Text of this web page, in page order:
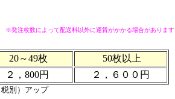
※発注枚数によって配送料以外に運賃がかかる場合があります
20～49枚
50枚以上
２，800円 ２，６００円
別）アップ